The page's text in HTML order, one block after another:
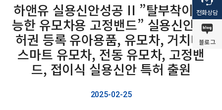
전화상담
블로그
하앤유 실용신안성공 II ”탈부착이 가
능한 유모차용 고정밴드” 실용신안 특
허권 등록 유아용품, 유모차, 거치대,
스마트 유모차, 전동 유모차, 고정밴
드, 접이식 실용신안 특허 출원
2025-02-25